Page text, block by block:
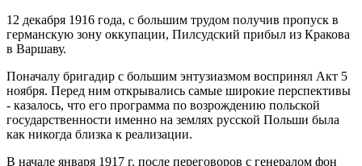
12 декабря 1916 года, с большим трудом получив пропуск в
германскую зону оккупации, Пилсудский прибыл из Кракова
в Варшаву.
Поначалу бригадир с большим энтузиазмом воспринял Акт 5
ноября. Перед ним открывались самые широкие перспективы
- казалось, что его программа по возрождению польской
государственности именно на землях русской Польши была
как никогда близка к реализации.
В начале января 1917 г. после переговоров с генералом фон